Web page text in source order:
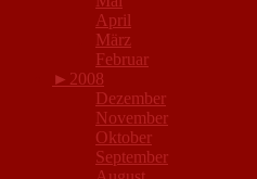
April
März
Februar
► 2008
Dezember
November
Oktober
September